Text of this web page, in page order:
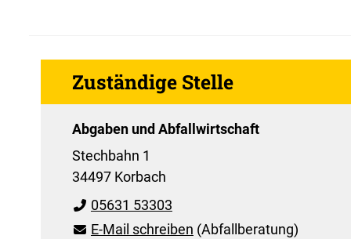
Zuständige Stelle
Abgaben und Abfallwirtschaft
Stechbahn 1
34497 Korbach
05631 53303
E-Mail schreiben (Abfallberatung)